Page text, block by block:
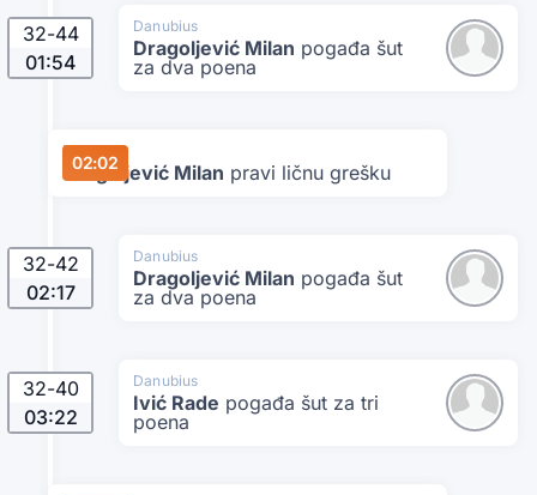
Danubius
Dragoljević Milan pogađa šut
za dva poena
32-44
01:54
02:02
Danubius
Dragoljević Milan pravi ličnu grešku
Danubius
Dragoljević Milan pogađa šut
za dva poena
32-42
02:17
Danubius
Ivić Rade pogađa šut za tri
poena
32-40
03:22